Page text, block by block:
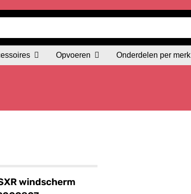
Opvoeren Onderdelen per merk
windscherm